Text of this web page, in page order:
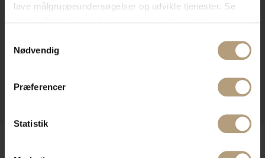
lave målgruppeundersøgelser og udvikle tjenester. Se
tilbage eller ændre indstillinger fra vores
"Cookiedeklaration", eller ved at trykke på "Privacy
Indsamle præcise oplysninger om din placering,
Nødvendig
Præferencer
Statistik